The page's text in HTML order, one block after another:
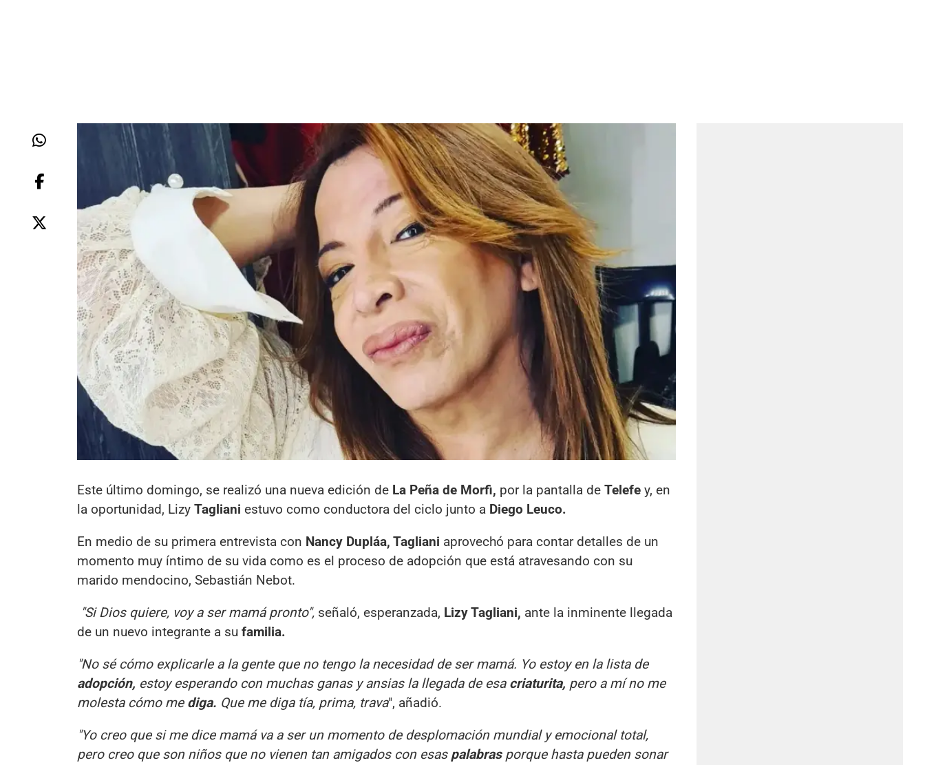
Este último domingo, se realizó una nueva edición de La Peña de Morfi, por la pantalla de Telefe y, en
la oportunidad, Lizy Tagliani estuvo como conductora del ciclo junto a Diego Leuco.
En medio de su primera entrevista con Nancy Dupláa, Tagliani aprovechó para contar detalles de un
momento muy íntimo de su vida como es el proceso de adopción que está atravesando con su
marido mendocino, Sebastián Nebot.
"Si Dios quiere, voy a ser mamá pronto", señaló, esperanzada, Lizy Tagliani, ante la inminente llegada
de un nuevo integrante a su familia.
"No sé cómo explicarle a la gente que no tengo la necesidad de ser mamá. Yo estoy en la lista de
adopción, estoy esperando con muchas ganas y ansias la llegada de esa criaturita, pero a mí no me
molesta cómo me diga. Que me diga tía, prima, trava", añadió.
"Yo creo que si me dice mamá va a ser un momento de desplomación mundial y emocional total,
pero creo que son niños que no vienen tan amigados con esas palabrasporque hasta pueden sonar